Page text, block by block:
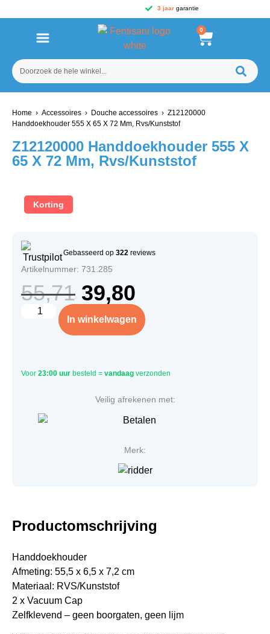
3 jaargarantie
0
Home › Accessoires › Douche accessoires › Z12120000
Handdoekhouder 555 X 65 X 72 Mm, Rvs/Kunststof
Z12120000 Handdoekhouder 555 X
65 X 72 Mm, Rvs/Kunststof
Korting
Gebasseerd op 322 reviews
Artikelnummer: 731.285
55,71 39,80
In winkelwagen
Voor 23:00 uur besteld = vandaag verzonden
Veilig afrekenen met:
Merk:
Productomschrijving
Handdoekhouder
Afmeting: 55,5 x 6,5 x 7,2 cm
Materiaal: RVS/Kunststof
2 x Vacuum Cap
Zelfklevend – geen boorgaten, geen lijm